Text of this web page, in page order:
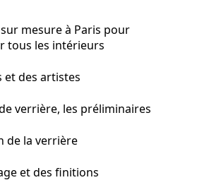
mesure à Paris pour
tous les intérieurs
et des artistes
verrière, les préliminaires
de la verrière
et des finitions